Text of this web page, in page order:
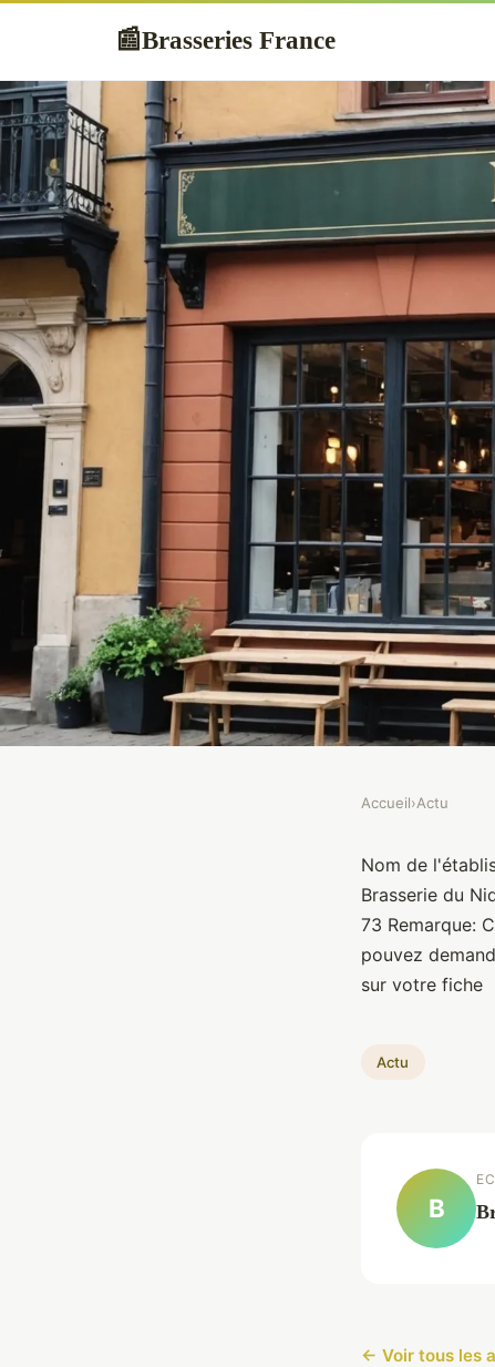
📰Brasseries France
La Brasserie du
Accueil›Actu
Nom de
Brasserie du
73 Remarque:
pouvez
sur votre fiche
Actu
B
← Voir tous les